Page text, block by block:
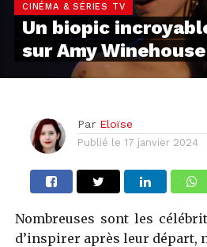
CINÉMA & SÉRIES TV
Un biopic
sur Amy
Par Eloïse
Publié le 17 janvier 2024
Nombreuses sont les
d’inspirer après leur départ,